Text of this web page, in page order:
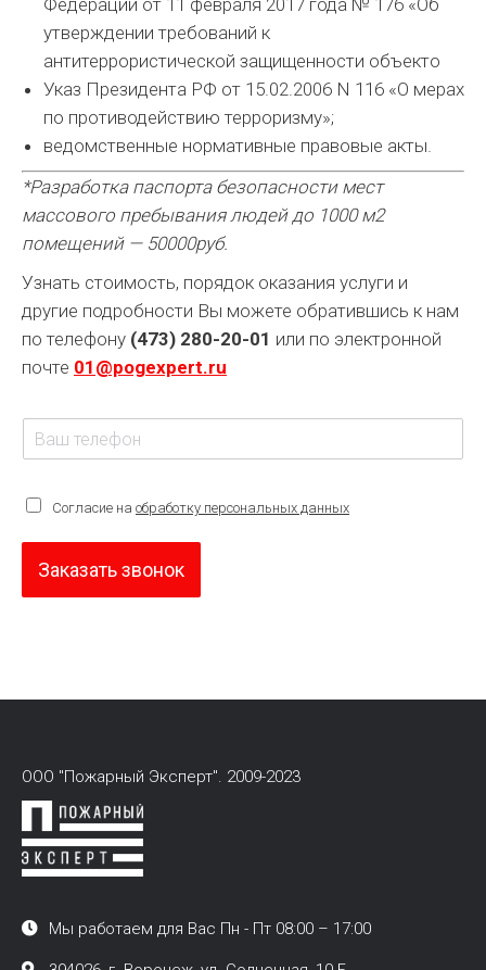
Федерации от 11 февраля 2017 года № 176 «Об
утверждении требований к
антитеррористической защищенности объекто
Указ Президента РФ от 15.02.2006 N 116 «О мерах
по противодействию терроризму»;
ведомственные нормативные правовые акты.
*Разработка паспорта безопасности мест
массового пребывания людей до 1000 м2
помещений — 50000руб.
Узнать стоимость, порядок оказания услуги и
другие подробности Вы можете обратившись к нам
по телефону (473) 280-20-01 или по электронной
почте 01@pogexpert.ru
Согласие на обработку персональных данных
Заказать звонок
ООО "Пожарный Эксперт". 2009-2023
Мы работаем для Вас Пн - Пт 08:00 – 17:00